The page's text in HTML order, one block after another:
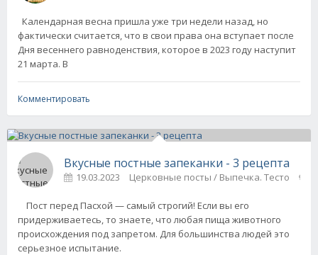
Календарная весна пришла уже три недели назад, но
фактически считается, что в свои права она вступает после
Дня весеннего равноденствия, которое в 2023 году наступит
21 марта. В
Комментировать
Вкусные постные запеканки - 3 рецепта
19.03.2023 Церковные посты / Выпечка. Тесто
Пост перед Пасхой — самый строгий! Если вы его
придерживаетесь, то знаете, что любая пища животного
происхождения под запретом. Для большинства людей это
серьезное испытание.